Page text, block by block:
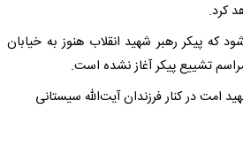
کرد.
که پیکر رهبر شهید انقلاب هنوز به خیابان
تشییع پیکر آغاز نشده است.
امت در کنار فرزندان آیت‌الله سیستانی